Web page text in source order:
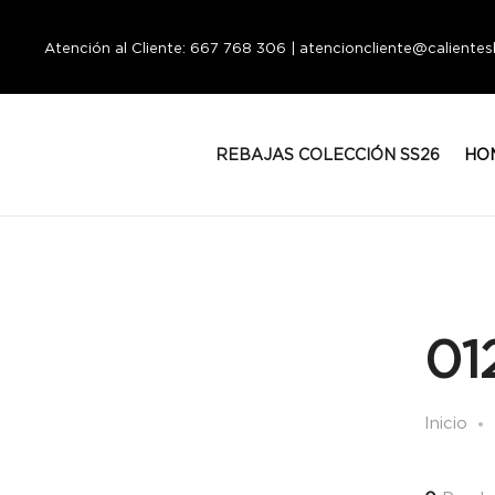
Atención al Cliente: 667 768 306 |
REBAJAS COLECCIÓN SS26
Inicio